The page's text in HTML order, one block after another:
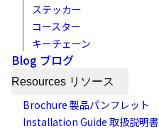
ステッカー
コースター
キーチェーン
Blog ブログ
Resources リソース
Brochure 製品パンフレット
Installation Guide 取扱説明書